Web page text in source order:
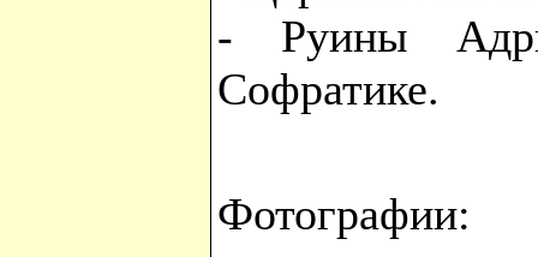
- Руины
Софратике.
Фотографии: